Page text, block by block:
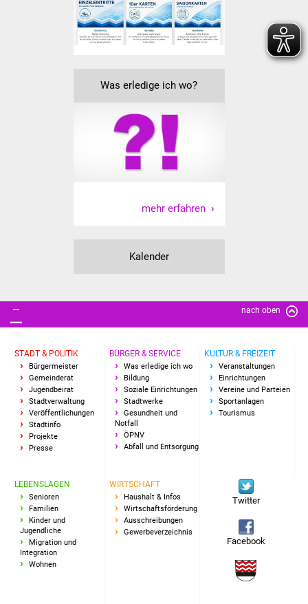
Stadtfest
Einrichtungen
Stadtbücherei
Vereine und Parteien
Beirat Süßener Vereine
Sportanlagen
Tourismus
Schwäbischer Albtrauf
Route der
Industriekultur
Was erledige ich wo?
mehr erfahren
Kalender
nach oben
STADT & POLITIK
Bürgermeister
Gemeinderat
Jugendbeirat
Stadtverwaltung
Veröffentlichungen
Stadtinfo
Projekte
Presse
BÜRGER & SERVICE
Was erledige ich wo
Bildung
Soziale Einrichtungen
Stadtwerke
Gesundheit und
Notfall
ÖPNV
Abfall und Entsorgung
KULTUR & FREIZEIT
Veranstaltungen
Einrichtungen
Vereine und Parteien
Sportanlagen
Tourismus
LEBENSLAGEN
Senioren
Familien
Kinder und
Jugendliche
Migration und
Integration
Wohnen
WIRTSCHAFT
Haushalt & Infos
Wirtschaftsförderung
Ausschreibungen
Gewerbeverzeichnis
Twitter
Facebook